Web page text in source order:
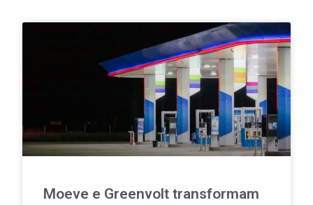
Moeve e Greenvolt transformam